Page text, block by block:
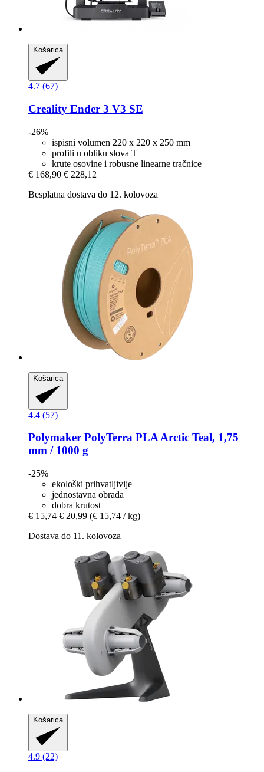
Košarica
4.7 (67)
Creality Ender 3 V3 SE
-26%
ispisni volumen 220 x 220 x 250 mm
profili u obliku slova T
krute osovine i robusne linearne tračnice
€ 168,90 € 228,12
Besplatna dostava do 12. kolovoza
Košarica
4.4 (57)
Polymaker PolyTerra PLA Arctic Teal, 1,75
mm / 1000 g
-25%
ekološki prihvatljivije
jednostavna obrada
dobra krutost
€ 15,74 € 20,99 (€ 15,74 / kg)
Dostava do 11. kolovoza
Košarica
4.9 (22)